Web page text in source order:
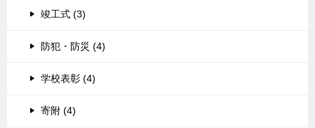
竣工式 (3)
防犯・防災 (4)
学校表彰 (4)
寄附 (4)